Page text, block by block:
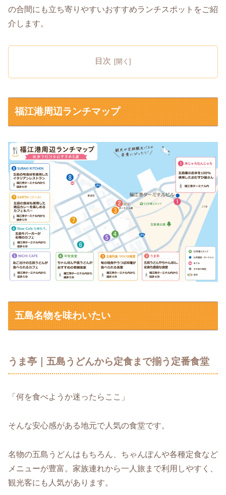
の合間にも立ち寄りやすいおすすめランチスポットをご紹
介します。
目次
福江港周辺ランチマップ
五島名物を味わいたい
うま亭｜五島うどんから定食まで揃う定番食堂
「何を食べようか迷ったらここ」
そんな安心感がある地元で人気の食堂です。
名物の五島うどんはもちろん、ちゃんぽんや各種定食など
メニューが豊富。家族連れから一人旅まで利用しやすく、
観光客にも人気があります。